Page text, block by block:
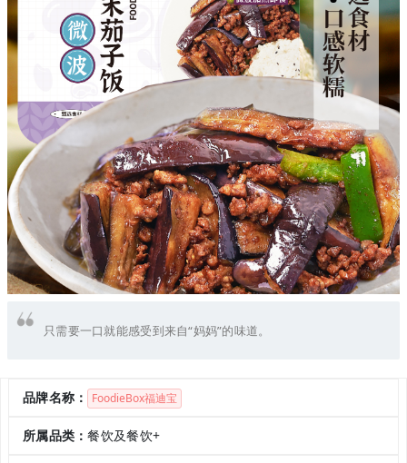
只需要一口就能感受到来自“妈妈”的味道。
品牌名称： FoodieBox福迪宝
所属品类：餐饮及餐饮+